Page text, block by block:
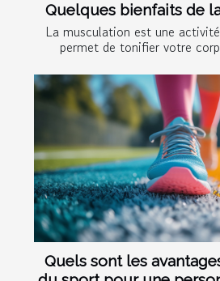
Quelques bienfaits de
La musculation est une
permet de tonifier votre
Quels sont les